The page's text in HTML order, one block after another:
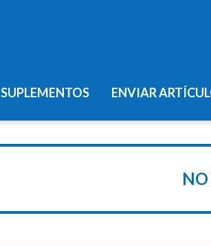
SUPLEMENTOS ENVIAR